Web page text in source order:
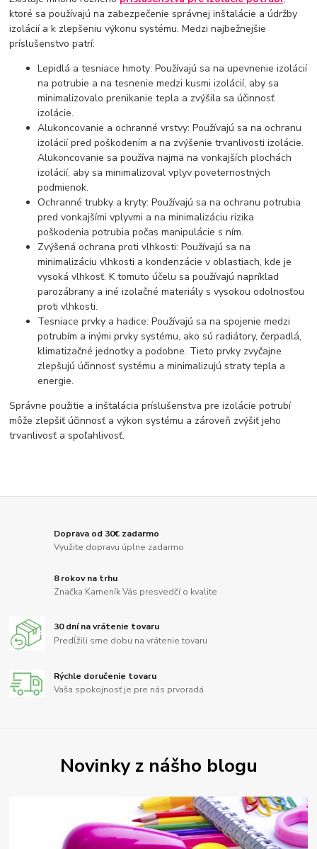
ktoré sa používajú na zabezpečenie správnej inštalácie a údržby
izolácií a k zlepšeniu výkonu systému. Medzi najbežnejšie
príslušenstvo patrí:
Lepidlá a tesniace hmoty: Používajú sa na upevnenie izolácií
na potrubie a na tesnenie medzi kusmi izolácií, aby sa
minimalizovalo prenikanie tepla a zvýšila sa účinnosť
izolácie.
Alukoncovanie a ochranné vrstvy: Používajú sa na ochranu
izolácií pred poškodením a na zvýšenie trvanlivosti izolácie.
Alukoncovanie sa používa najmä na vonkajších plochách
izolácií, aby sa minimalizoval vplyv poveternostných
podmienok.
Ochranné trubky a kryty: Používajú sa na ochranu potrubia
pred vonkajšími vplyvmi a na minimalizáciu rizika
poškodenia potrubia počas manipulácie s ním.
Zvýšená ochrana proti vlhkosti: Používajú sa na
minimalizáciu vlhkosti a kondenzácie v oblastiach, kde je
vysoká vlhkosť. K tomuto účelu sa používajú napríklad
parozábrany a iné izolačné materiály s vysokou odolnosťou
proti vlhkosti.
Tesniace prvky a hadice: Používajú sa na spojenie medzi
potrubím a inými prvky systému, ako sú radiátory, čerpadlá,
klimatizačné jednotky a podobne. Tieto prvky zvyčajne
zlepšujú účinnosť systému a minimalizujú straty tepla a
energie.
Správne použitie a inštalácia príslušenstva pre izolácie potrubí
môže zlepšiť účinnosť a výkon systému a zároveň zvýšiť jeho
trvanlivosť a spoľahlivosť.
Doprava od 30€ zadarmo
Využite dopravu úplne zadarmo
8 rokov na trhu
Značka Kameník Vás presvedčí o kvalite
30 dní na vrátenie tovaru
Predĺžili sme dobu na vrátenie tovaru
Rýchle doručenie tovaru
Vaša spokojnosť je pre nás prvoradá
Novinky z nášho blogu